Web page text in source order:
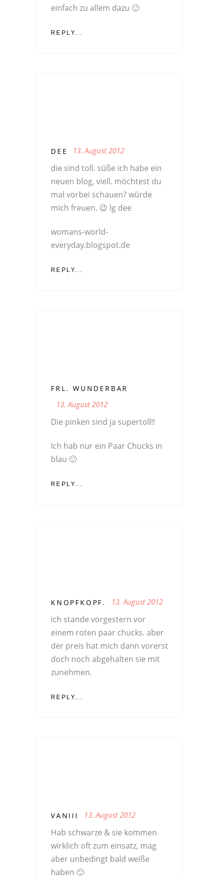
einfach zu allem dazu 🙂
REPLY...
DEE 13. August 2012
die sind toll. süße ich habe ein
neuen blog, viell. möchtest du
mal vorbei schauen? würde
mich freuen. 😉 lg dee
womans-world-
everyday.blogspot.de
REPLY...
FRL. WUNDERBAR
13. August 2012
Die pinken sind ja supertoll!!
Ich hab nur ein Paar Chucks in
blau 🙂
REPLY...
KNOPFKOPF. 13. August 2012
ich stande vorgestern vor
einem roten paar chucks. aber
der preis hat mich dann vorerst
doch noch abgehalten sie mit
zunehmen.
REPLY...
VANIII 13. August 2012
Hab schwarze & sie kommen
wirklich oft zum einsatz, mag
aber unbedingt bald weiße
haben 🙂